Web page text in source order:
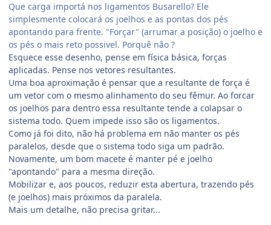
Que carga importá nos ligamentos Busarello? Ele
simplesmente colocará os joelhos e as pontas dos pés
apontando para frente. "Forçar" (arrumar a posição) o joelho e
os pés o mais reto possivel. Porquê não ?
Esquece esse desenho, pense em física básica, forças
aplicadas. Pense nos vetores resultantes.
Uma boa aproximação é pensar que a resultante de força é
um vetor com o mesmo alinhamento do seu fêmur. Ao forcar
os joelhos para dentro essa resultante tende a colapsar o
sistema todo. Quem impede isso são os ligamentos.
Como já foi dito, não há problema em não manter os pés
paralelos, desde que o sistema todo siga um padrão.
Novamente, um bom macete é manter pé e joelho
"apontando" para a mesma direção.
Mobilizar e, aos poucos, reduzir esta abertura, trazendo pés
(e joelhos) mais próximos da paralela.
Mais um detalhe, não precisa gritar...